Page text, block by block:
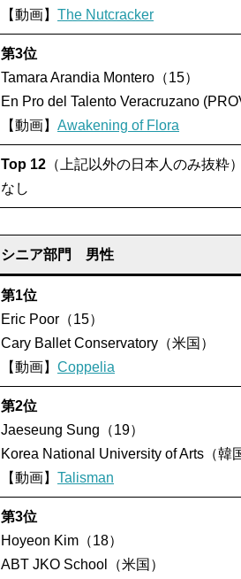
【動画】 The Nutcracker
第3位
Tamara Arandia Montero（15）
En Pro del Talento Veracruzano
【動画】 Awakening of Flora
Top 12 （上記以外の日本人のみ抜粋）
なし
シニア部門 男性
第1位
Eric Poor（15）
Cary Ballet Conservatory（米国）
【動画】 Coppelia
第2位
Jaeseung Sung（19）
Korea National University of Arts（韓
【動画】 Talisman
第3位
Hoyeon Kim（18）
ABT JKO School（米国）